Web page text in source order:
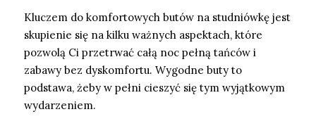
Kluczem do komfortowych butów na studniówkę jest
skupienie się na kilku ważnych aspektach, które
pozwolą Ci przetrwać całą noc pełną tańców i
zabawy bez dyskomfortu. Wygodne buty to
podstawa, żeby w pełni cieszyć się tym wyjątkowym
wydarzeniem.